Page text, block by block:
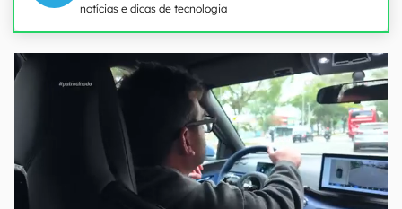
notícias e dicas de tecnologia